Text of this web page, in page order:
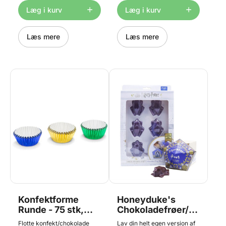
det er 3D), eller de kan tages
helt ud og bruges, som de er.
Størrelse ca. 16 x 8,05 x 2,2
cm.
x 3,7 x 0,85 cm.
Læg i kurv
Læs mere
Læg i kurv
Læs mere
Konfektforme
Runde - 75 stk,
Aluminium,
Flotte konfekt/chokolade
Honeyduke's
Chokoladefrøer/Form
+ Samlekort - PME
Lav din helt egen version af